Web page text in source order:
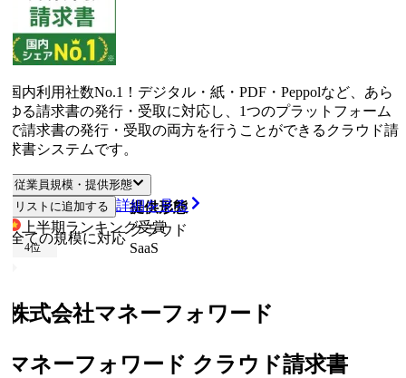
内利用社数No.1！デジタル・紙・PDF・Peppolなど、あら
る請求書の発行・受取に対応し、1つのプラットフォーム
請求書の発行・受取の両方を行うことができるクラウド請
書システムです。
従業員規模・提供形態
従業員規模
提供形態
ての規模に対応
クラウド
SaaS
リストに追加する 詳細を見る
上半期ランキング受賞
4位
式会社マネーフォワード
ネーフォワード クラウド請求書